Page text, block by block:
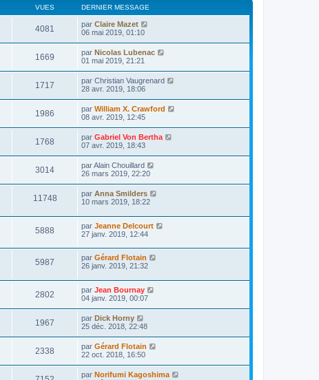
VUES DERNIER MESSAGE
4081 par Claire Mazet
06 mai 2019, 01:10
1669 par Nicolas Lubenac
01 mai 2019, 21:21
1717 par Christian Vaugrenard
28 avr. 2019, 18:06
1986 par William X. Crawford
08 avr. 2019, 12:45
1768 par Gabriel Von Bertha
07 avr. 2019, 18:43
3014 parAlain Chouillard
26 mars 2019, 22:20
11748 par Anna Smilders
10 mars 2019, 18:22
5888 par Jeanne Delcourt
27 janv. 2019, 12:44
5987 par Gérard Flotain
26 janv. 2019, 21:32
2802 par Jean Bournay
04 janv. 2019, 00:07
1967 par Dick Horny
25 déc. 2018, 22:48
2338 par Gérard Flotain
22 oct. 2018, 16:50
par Norifumi Kagoshima